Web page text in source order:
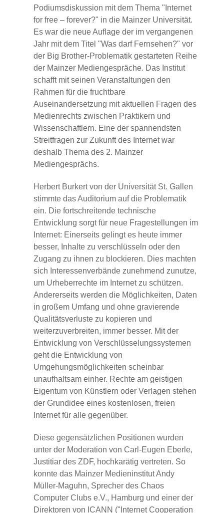
Podiumsdiskussion mit dem Thema "Internet
for free – forever?" in die Mainzer Universität.
Es war die neue Auflage der im vergangenen
Jahr mit dem Titel "Was darf Fernsehen?" vor
der Big Brother-Problematik gestarteten Reihe
der Mainzer Mediengespräche. Das Institut
schafft mit seinen Veranstaltungen den
Rahmen für die fruchtbare
Auseinandersetzung mit aktuellen Fragen des
Medienrechts zwischen Praktikern und
Wissenschaftlern. Eine der spannendsten
Streitfragen zur Zukunft des Internet war
deshalb Thema des 2. Mainzer
Mediengesprächs.
Herbert Burkert von der Universität St. Gallen
stimmte das Auditorium auf die Problematik
ein. Die fortschreitende technische
Entwicklung sorgt für neue Fragestellungen im
Internet: Einerseits gelingt es heute immer
besser, Inhalte zu verschlüsseln oder den
Zugang zu ihnen zu blockieren. Dies machten
sich Interessenverbände zunehmend zunutze,
um Urheberrechte im Internet zu schützen.
Andererseits werden die Möglichkeiten, Daten
in großem Umfang und ohne gravierende
Qualitätsverluste zu kopieren und
weiterzuverbreiten, immer besser. Mit der
Entwicklung von Verschlüsselungssystemen
geht die Entwicklung von
Umgehungsmöglichkeiten scheinbar
unaufhaltsam einher. Rechte am geistigen
Eigentum von Künstlern oder Verlagen stehen
der Grundidee eines kostenlosen, freien
Internet für alle gegenüber.
Diese gegensätzlichen Positionen wurden
unter der Moderation von Carl-Eugen Eberle,
Justitiar des ZDF, hochkarätig vertreten. So
konnte das Mainzer Medieninstitut Andy
Müller-Maguhn, Sprecher des Chaos
Computer Clubs e.V., Hamburg und einer der
Direktoren von ICANN ("Internet Cooperation